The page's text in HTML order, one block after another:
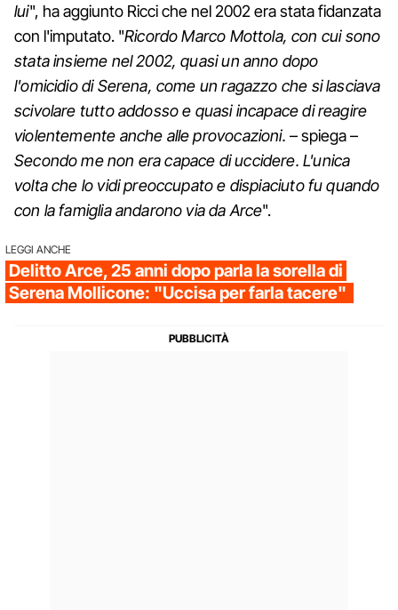
lui", ha aggiunto Ricci che nel 2002 era stata fidanzata
con l'imputato. "Ricordo Marco Mottola, con cui sono
stata insieme nel 2002, quasi un anno dopo
l'omicidio di Serena, come un ragazzo che si lasciava
scivolare tutto addosso e quasi incapace di reagire
violentemente anche alle provocazioni.– spiega –
Secondo me non era capace di uccidere. L'unica
volta che lo vidi preoccupato e dispiaciuto fu quando
con la famiglia andarono via da Arce".
LEGGI ANCHE
Delitto Arce, 25 anni dopo parla la sorella di
Serena Mollicone: "Uccisa per farla tacere"